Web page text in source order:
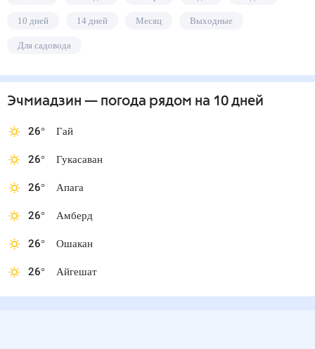
10 дней 14 дней Месяц Выходные
Для садовода
Эчмиадзин — погода рядом на 10 дней
26° Гай
26° Гукасаван
26° Апага
26° Амберд
26° Ошакан
26° Айгешат